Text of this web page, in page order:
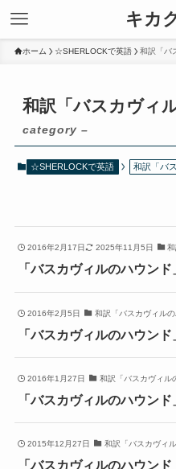
キカ
ホーム ☆SHERLOCKで英語 和訳「バ
和訳「バスカヴィ
category –
☆SHERLOCKで英語 和訳「バ
2016年2月17日 2025年11月5日
「バスカヴィルのハウン
2016年2月5日 和訳「バスカヴィルの
「バスカヴィルのハウン
2016年1月27日 和訳「バスカヴィル
「バスカヴィルのハウン
2015年12月27日 和訳「バスカヴィ
「バスカヴィルのハウン